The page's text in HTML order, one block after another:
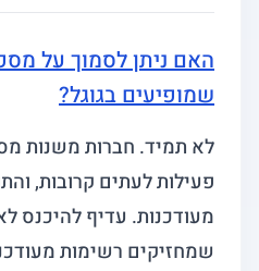
האם ניתן לסמוך על
שמופיעים בגוגל?
לא תמיד. חברות משנות
פעילות לעתים קרובות,
מעודכנות. עדיף להיכנס
שמחזיקים רשימות